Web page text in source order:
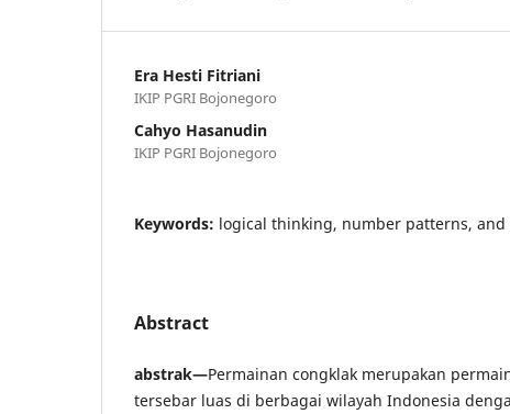
Era Hesti Fitriani
IKIP PGRI Bojonegoro
Cahyo Hasanudin
IKIP PGRI Bojonegoro
Keywords: logical thinking, number patterns, and
Abstract
abstrak—Permainan congklak merupakan
tersebar luas di berbagai wilayah Indonesia